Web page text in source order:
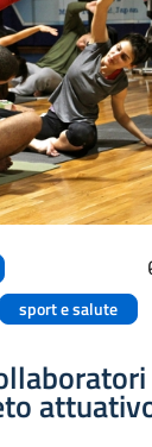
sport e salute